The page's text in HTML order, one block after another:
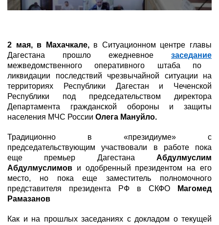
2 мая, в Махачкале, в Ситуационном центре главы
Дагестана
прошло ежедневное
заседание
межведомственного оперативного штаба по
ликвидации последствий чрезвычайной ситуации на
территориях Республики Дагестан и Чеченской
Республики под председательством директора
Департамента гражданской обороны и защиты
населения МЧС России Олега Мануйло.
Традиционно в «президиуме» с
председательствующим участвовали в работе пока
еще премьер Дагестана
Абдулмуслим
Абдулмуслимов и одобренный президентом на его
место, но пока еще заместитель полномочного
представителя президента РФ в СКФО
Магомед
Рамазанов
Как и на прошлых заседаниях с докладом о текущей